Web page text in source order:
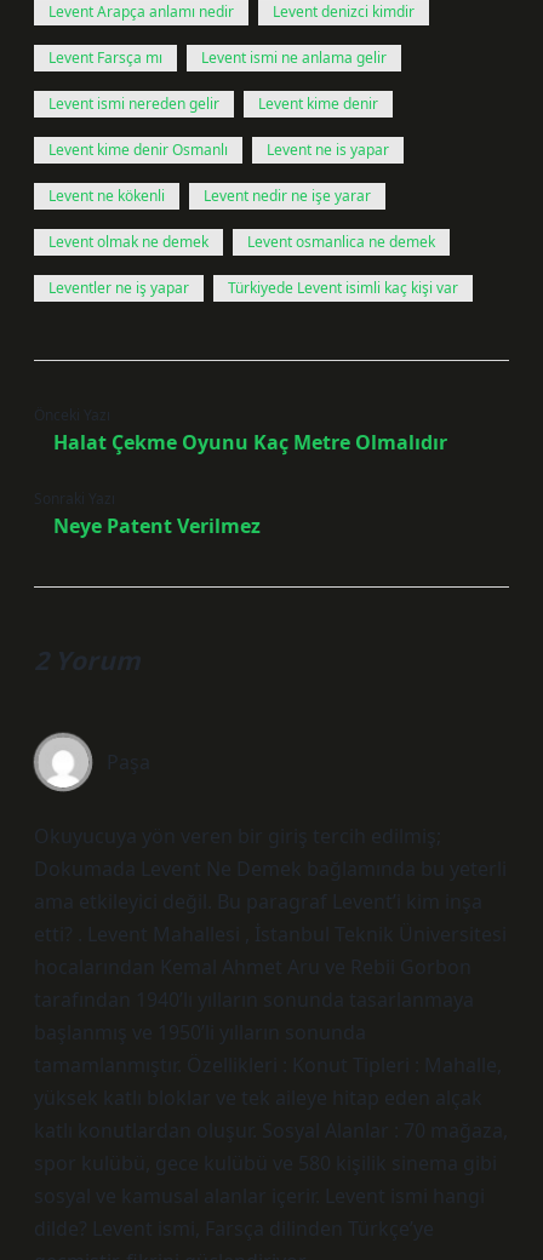
Levent Arapça anlamı nedir Levent denizci kimdir
Levent Farsça mı Levent ismi ne anlama gelir
Levent ismi nereden gelir Levent kime denir
Levent kime denir Osmanlı Levent ne is yapar
Levent ne kökenli Levent nedir ne işe yarar
Levent olmak ne demek Levent osmanlica ne demek
Leventler ne iş yapar Türkiyede Levent isimli kaç kişi var
Önceki Yazı
Halat Çekme Oyunu Kaç Metre Olmalıdır
Sonraki Yazı
Neye Patent Verilmez
2 Yorum
Paşa
Okuyucuya yön veren bir giriş tercih edilmiş;
Dokumada Levent Ne Demek bağlamında bu yeterli
ama etkileyici değil. Bu paragraf Levent’i kim inşa
etti? . Levent Mahallesi , İstanbul Teknik Üniversitesi
hocalarından Kemal Ahmet Aru ve Rebii Gorbon
tarafından 1940’lı yılların sonunda tasarlanmaya
başlanmış ve 1950’li yılların sonunda
tamamlanmıştır. Özellikleri : Konut Tipleri : Mahalle,
yüksek katlı bloklar ve tek aileye hitap eden alçak
katlı konutlardan oluşur. Sosyal Alanlar : 70 mağaza,
spor kulübü, gece kulübü ve 580 kişilik sinema gibi
sosyal ve kamusal alanlar içerir. Levent ismi hangi
dilde? Levent ismi, Farsça dilinden Türkçe’ye